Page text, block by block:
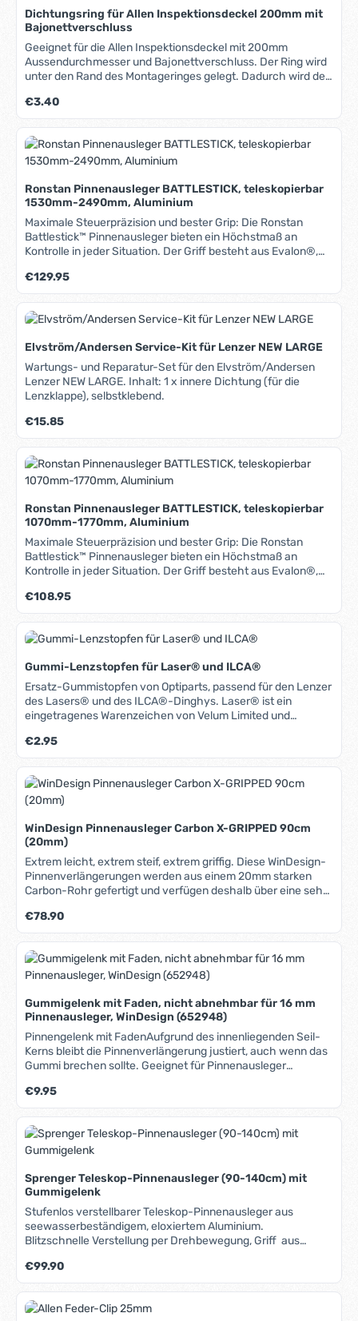
Dichtungsring für Allen Inspektionsdeckel 200mm mit
Bajonettverschluss
Geeignet für die Allen Inspektionsdeckel mit 200mm
Aussendurchmesser und Bajonettverschluss. Der Ring wird
unter den Rand des Montageringes gelegt. Dadurch wird der
Regulärer Preis:
€3.40
Ronstan Pinnenausleger BATTLESTICK, teleskopierbar
1530mm-2490mm, Aluminium
Maximale Steuerpräzision und bester Grip: Die Ronstan
Battlestick™ Pinnenausleger bieten ein Höchstmaß an
Kontrolle in jeder Situation. Der Griff besteht aus Evalon®,
aufnimmt. Der Durchmesser ist mit 30mm relativ groß, um
eine Ermüdung der Hände zu vermeiden. Die "Kugel" am
Ende verhindert ein Abrutschen. Die teleskopierbaren Rohre
sind aus seewasserfest eloxiertem Aluminium hergestellt.
reduziertem Gewicht. Das äußerst flexible Gelenk aus uv-
beständigem Polyurethan erlaubt maximale Beweglichkeit in
alle Richtungen ohne jegliche Einschränkungen. Durch die
Schnellverschlussbefestigung ist der Pinnenausleger
Diebstahl sicher. Blitzschnelle Verstellung per
Drehbewegung, ergonomischer Griff aus rutschfestem
Evalon®, Rohre aus seewasserfest eloxiertem Aluminium,
flexibles Gelenk aus Polyurethan, einfach und ohne
Werkzeug demontierbar. Für eine passgenaue Montage auf
Ronstan (s.u. "Dazu passende Produkte").
Regulärer Preis:
€129.95
Elvström/Andersen Service-Kit für Lenzer NEW LARGE
Wartungs- und Reparatur-Set für den Elvström/Andersen
Lenzer NEW LARGE. Inhalt: 1 x innere Dichtung (für die
Lenzklappe), selbstklebend.
Regulärer Preis:
€15.85
Ronstan Pinnenausleger BATTLESTICK, teleskopierbar
1070mm-1770mm, Aluminium
Maximale Steuerpräzision und bester Grip: Die Ronstan
Battlestick™ Pinnenausleger bieten ein Höchstmaß an
Kontrolle in jeder Situation. Der Griff besteht aus Evalon®,
aufnimmt. Der Durchmesser ist mit 30mm relativ groß, um
eine Ermüdung der Hände zu vermeiden. Die "Kugel" am
Ende verhindert ein Abrutschen. Die teleskopierbaren Rohre
sind aus seewasserfest eloxiertem Aluminium hergestellt.
reduziertem Gewicht. Das äußerst flexible Gelenk aus uv-
beständigem Polyurethan erlaubt maximale Beweglichkeit in
alle Richtungen ohne jegliche Einschränkungen. Durch die
Schnellverschlussbefestigung ist der Pinnenausleger
Diebstahl sicher. Blitzschnelle Verstellung per
Drehbewegung, ergonomischer Griff aus rutschfestem
Evalon®, Rohre aus seewasserfest eloxiertem Aluminium,
flexibles Gelenk aus Polyurethan, einfach und ohne
Werkzeug demontierbar. Für eine passgenaue Montage auf
Ronstan (s.u. "Dazu passende Produkte").
Regulärer Preis:
€108.95
Gummi-Lenzstopfen für Laser® und ILCA®
Ersatz-Gummistopfen von Optiparts, passend für den Lenzer
des Lasers® und des ILCA®-Dinghys. Laser® ist ein
eingetragenes Warenzeichen von Velum Limited und
eingetragenes Warenzeichen von Laser Class Association
Inc.
Regulärer Preis:
€2.95
WinDesign Pinnenausleger Carbon X-GRIPPED 90cm
(20mm)
Extrem leicht, extrem steif, extrem griffig. Diese WinDesign-
Pinnenverlängerungen werden aus einem 20mm starken
Carbon-Rohr gefertigt und verfügen deshalb über eine sehr
Gewicht. Die X-Gripped genannte Griffummantelung ist
super-griffig, auch im nassen Zustand. Sie ist fast über der
gesamten Länge angebracht, sodass Grip in jeder Lage
gewährleistet ist. Am Ende befindet sich ein Knauf, der ein
Abrutschen verhindert und das Handling verbessert. Das
Seele aus Tauwerk, sodass das Boot auch gesteuert werden
kann, wenn das Gelenk einmal brechen sollte. Es ist ohne
Werkzeug blitzschnell demontierbar.
Regulärer Preis:
€78.90
Gummigelenk mit Faden, nicht abnehmbar für 16 mm
Pinnenausleger, WinDesign (652948)
Pinnengelenk mit FadenAufgrund des innenliegenden Seil-
Kerns bleibt die Pinnenverlängerung justiert, auch wenn das
Gummi brechen sollte. Geeignet für Pinnenausleger
abnehmbarHerstellernummer: 652948
Regulärer Preis:
€9.95
Sprenger Teleskop-Pinnenausleger (90-140cm) mit
Gummigelenk
Stufenlos verstellbarer Teleskop-Pinnenausleger aus
seewasserbeständigem, eloxiertem Aluminium.
Blitzschnelle Verstellung per Drehbewegung, Griff aus
Grip, flexibles Gummiglenk mit Taueinlage (von der Pinne
demontierbar), sehr leicht, made in Germany.
Regulärer Preis:
€99.90